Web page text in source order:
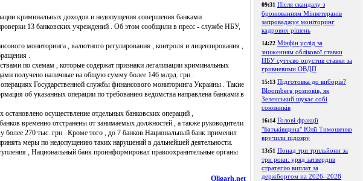
криминальных доходов и недопущения совершения банками
13 банковских учреждений . Об этом сообщили в пресс - службе НБУ,
мониторинга , валютного регулирования , контроля и лицензирования ,
.
по схемам , которые содержат признаки легализации криминальных
получено наличные на общую сумму более 146 млрд. грн .
Государственной службы финансового мониторинга Украины . Такие
об указанных операции по требованию ведомства направлена ​​банками в
осуществление отдельных банковских операций ,
временно отстранены от занимаемых должностей , а также руководители
270 тыс. грн . Кроме того , до 7 банков Национальный банк применил
меры по недопущению таких нарушений в дальнейшей деятельности.
, Национальный банк проинформировал правоохранительные органы
Oligarh.net
09:31 Після скандалу з
бронюванням Мінветеранів
запроваджує моніторинг
кадрових рішень
14:22 Мінфін услід за
зниженням облікової ставки
НБУ суттєво опустив ставки за
гривневими ОВДП
15:13 Підготовка до виборів?
Bloomberg розповів, як
Зеленський шукає собі
союзників
16:14 Голові фракції
"Батьківщина" Юлії Тимошенко
вручили підозру
13:51 Понад три трильйони за
три роки: уряд затвердив
стратегію виплат за
держборгом на 2026–2028